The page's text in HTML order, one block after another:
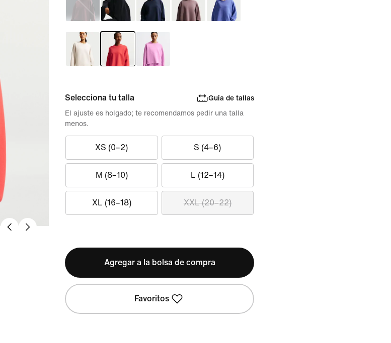
Selecciona tu talla Guía de tallas
XS (0–2) S (4–6)
M (8–10) L (12–14)
XL (16–18) XXL (20–22)
El ajuste es holgado; te recomendamos pedir una talla
menos.
Agregar a la bolsa de compra
Favoritos